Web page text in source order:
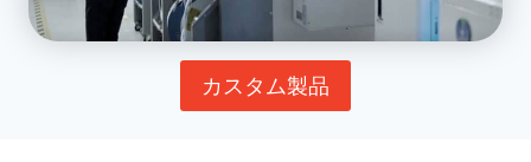
カスタム製品